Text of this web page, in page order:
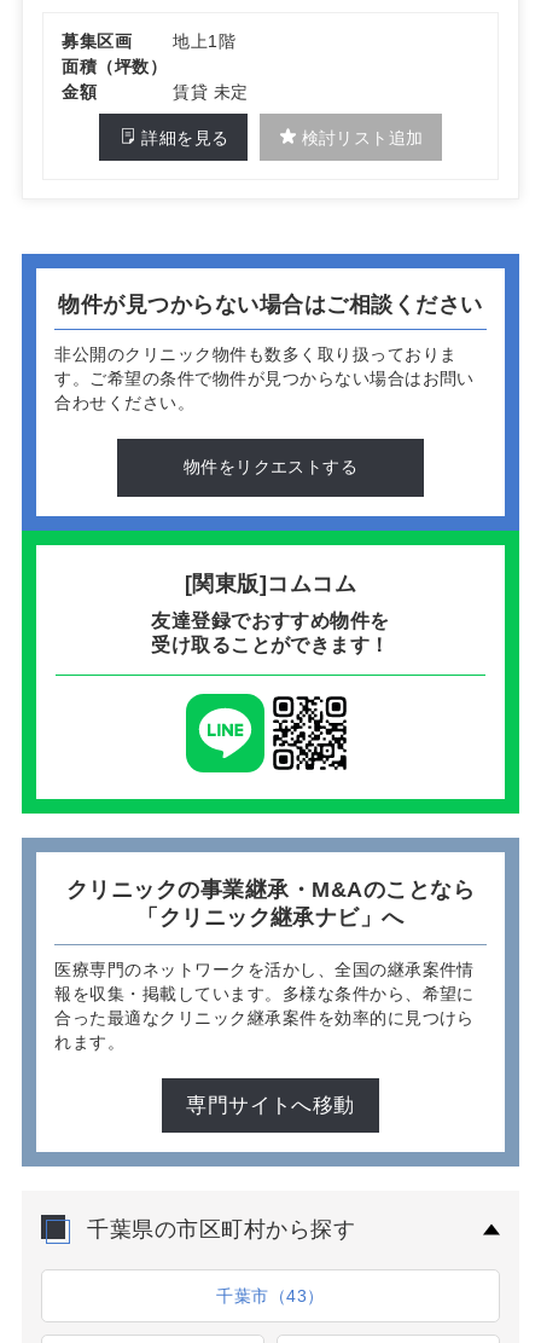
募集区画
地上1階
面積（坪数）
金額
賃貸 未定
詳細を見る 検討リスト追加
物件が見つからない場合はご相談ください
非公開のクリニック物件も数多く取り扱っておりま
す。 ご希望の条件で物件が見つからない場合はお問い
合わせください。
物件をリクエストする
[関東版]コムコム
友達登録でおすすめ物件を
受け取ることができます！
クリニックの事業継承・M&Aのことなら
「クリニック継承ナビ」へ
医療専門のネットワークを活かし、全国の継承案件情
報を収集・掲載しています。多様な条件から、希望に
合った最適なクリニック継承案件を効率的に見つけら
れます。
専門サイトへ移動
千葉県の市区町村から探す
千葉市（43）